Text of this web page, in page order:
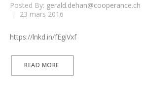
Posted By: gerald.dehan@cooperance.ch
|
23 mars 2016
https://lnkd.in/fEgiVxf
READ MORE